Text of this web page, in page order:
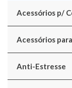
Acessórios p/
Acessórios
Anti-Estresse